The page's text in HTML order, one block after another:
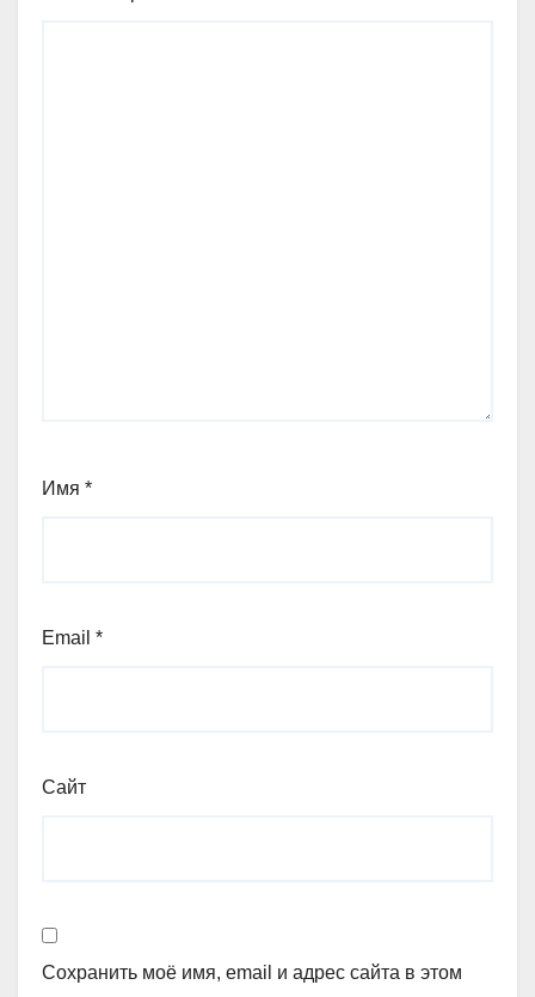
Имя *
Email *
Сайт
Сохранить моё имя, email и адрес сайта в этом